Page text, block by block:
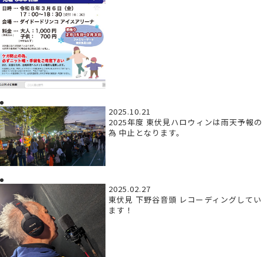
2025.10.21
2025年度 東伏見ハロウィンは雨天予報の
為 中止となります。
2025.02.27
東伏見 下野谷音頭 レコーディングしてい
ます！